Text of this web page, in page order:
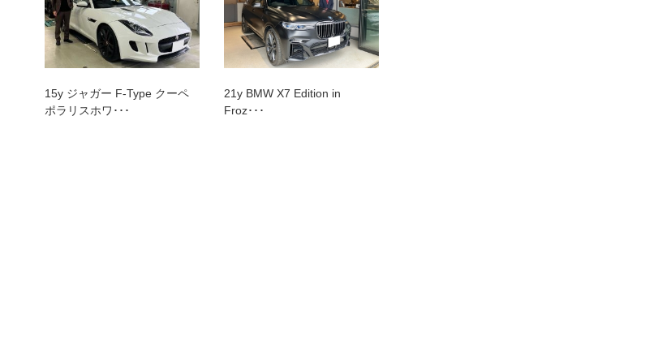
トップランク本店 トップランク中央
15y ジャガー F‐Type クーペ
ポラリスホワ･･･
21y BMW X7 Edition in
Froz･･･